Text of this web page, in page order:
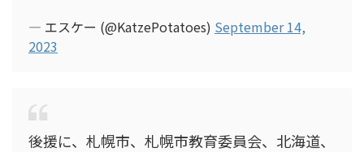
— エスケー (@KatzePotatoes) September 14,
2023
後援に、札幌市、札幌市教育委員会、北海道、